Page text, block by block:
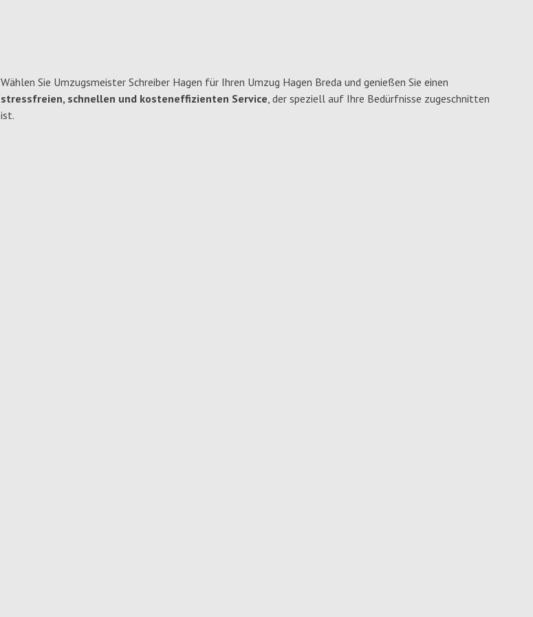
Wählen Sie Umzugsmeister Schreiber Hagen für Ihren Umzug Hagen Breda und genießen Sie einen
stressfreien, schnellen und kosteneffizienten Service, der speziell auf Ihre Bedürfnisse zugeschnitten
ist.